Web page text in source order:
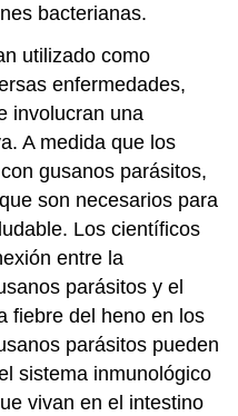
bacterianas.
utilizado como
enfermedades,
involucran una
A medida que los
gusanos parásitos,
son necesarios para
Los científicos
entre la
parásitos y el
fiebre del heno en los
parásitos pueden
sistema inmunológico
vivan en el intestino